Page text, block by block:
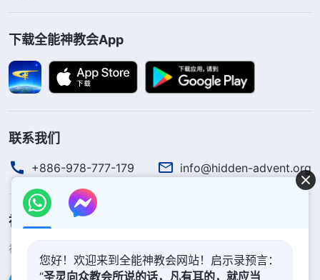
下载全能神教会App
联系我们
+886-978-777-179 info@hidden-advent.org
神的国度降临了
神的国度已经降临在人间！你想进入神的国度吗？
您好！欢迎来到全能神教会网站！启示录预言：
“圣灵向众教会所说的话，凡有耳的，就应当